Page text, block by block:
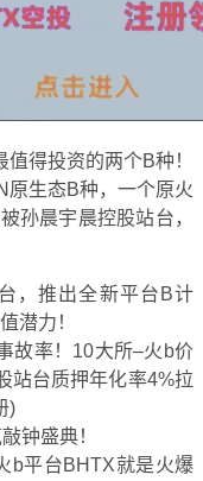
得投资的两个B种！
原生态B种，一个原火
孙晨宇晨控股站台，
，推出全新平台B计
潜力！
故率！10大所–火b价
站台质押年化率4%拉
)
钟盛典！
b平台BHTX就是火爆